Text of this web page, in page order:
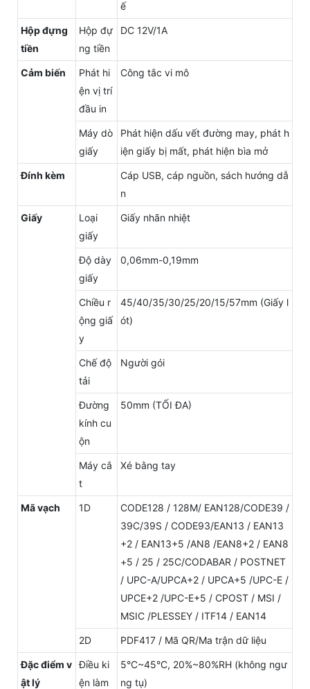
ế
Hộp đựng
tiền
Hộp đự
ng tiền
DC 12V/1A
Cảm biến
Phát hi
ện vị trí
đầu in
Công tắc vi mô
Máy dò
giấy
Phát hiện dấu vết đường may, phát h
iện giấy bị mất, phát hiện bìa mở
Đính kèm
Cáp USB, cáp nguồn, sách hướng dẫ
n
Giấy
Loại
giấy
Giấy nhãn nhiệt
Độ dày
giấy
0,06mm-0,19mm
Chiều r
ộng giấ
y
45/40/35/30/25/20/15/57mm (Giấy l
ót)
Chế độ
tải
Người gói
Đường
kính cu
ộn
50mm (TỐI ĐA)
Máy cắ
t
Xé bằng tay
Mã vạch 1D
CODE128 / 128M/ EAN128/CODE39 /
39C/39S / CODE93/EAN13 / EAN13
+2 / EAN13+5 /AN8 /EAN8+2 / EAN8
+5 / 25 / 25C/CODABAR / POSTNET
/ UPC-A/UPCA+2 / UPCA+5 /UPC-E /
UPCE+2 /UPC-E+5 / CPOST / MSI /
MSIC /PLESSEY / ITF14 / EAN14
2D PDF417 / Mã QR/Ma trận dữ liệu
Đặc điểm v
ật lý
Điều ki
ện làm
5°C~45°C, 20%~80%RH (không ngư
ng tụ)